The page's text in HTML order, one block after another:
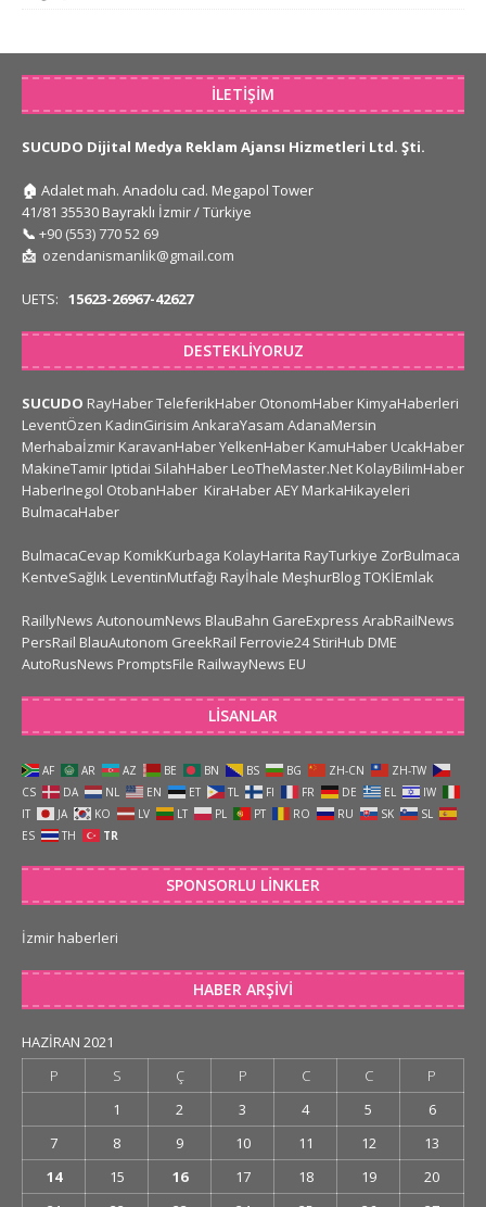
İLETIŞIM
SUCUDO Dijital Medya Reklam Ajansı Hizmetleri Ltd. Şti.
🏠 Adalet mah. Anadolu cad. Megapol Tower
41/81 35530 Bayraklı İzmir / Türkiye
📞 +90 (553) 770 52 69
📩 ozendanismanlik@gmail.com
UETS: 15623-26967-42627
DESTEKLIYORUZ
SUCUDO RayHaberTeleferikHaber OtonomHaber KimyaHaberleri
LeventÖzen KadinGirisim AnkaraYasam AdanaMersin
Merhabaİzmir KaravanHaberYelkenHaber KamuHaber UcakHaber
MakineTamir Iptidai SilahHaber LeoTheMaster.Net KolayBilimHaber
HaberInegol OtobanHaber KiraHaberAEY MarkaHikayeleri
BulmacaHaber
BulmacaCevap KomikKurbaga KolayHarita RayTurkiye ZorBulmaca
KentveSağlık LeventinMutfağı Rayİhale MeşhurBlogTOKİEmlak
RaillyNews AutonoumNews BlauBahn GareExpress ArabRailNews
PersRail BlauAutonom GreekRail Ferrovie24 StiriHub DME
AutoRusNews PromptsFile RailwayNews EU
LISANLAR
AF AR AZ BE BN BS BG ZH-CN
ZH-TW
CS
DA NL EN ET TL FI FR DE EL
IW
IT
JA KO LV LT PL PT RO RU SK
SL
ES
TH TR
SPONSORLU LINKLER
İzmir haberleri
HABER ARŞIVI
HAZIRAN 2021
P
S Ç P C C
P
1
2 3 4 5
6
7
8 9 10 11 12
13
14
15 16 17 18 19
20